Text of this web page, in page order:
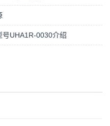
UHA1R-0030介绍